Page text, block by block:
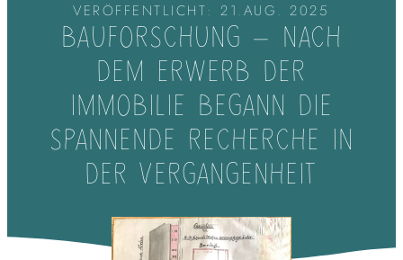
VERÖFFENTLICHT: 21.AUG. 2025
BAUFORSCHUNG – NACH
DEM ERWERB DER
IMMOBILIE BEGANN DIE
SPANNENDE RECHERCHE IN
DER VERGANGENHEIT